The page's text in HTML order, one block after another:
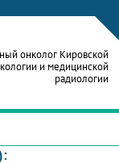
онколог Кировской
и медицинской
радиологии